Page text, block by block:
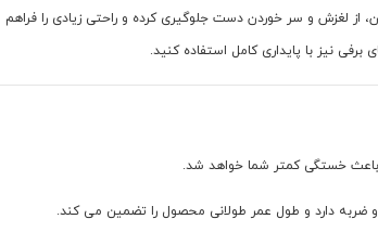
ی پلاستیکی نرم و محکم آن، از لغزش و سر خوردن دست جلوگیری کرده و
نیز با پایداری کامل استفاده کنید.